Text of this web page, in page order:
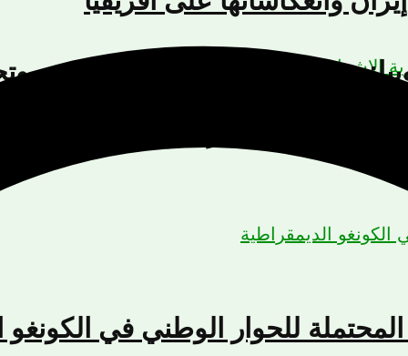
تعني مركزية الإشراف على
مجلس تيغراي للسلام والتغيير
للحوار الوطني في الكونغو